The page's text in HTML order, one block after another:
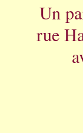
Un
rue